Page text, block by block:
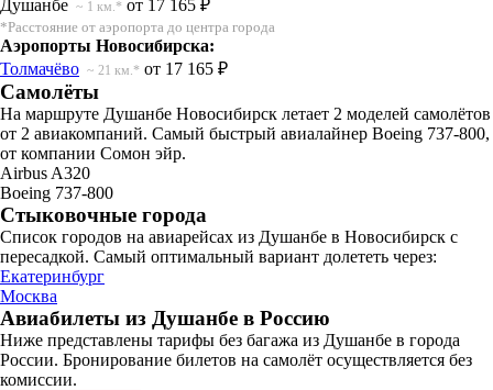
Душанбе ~ 1 км.* от 17 165 ₽
*Расстояние от аэропорта до центра города
Аэропорты Новосибирска:
Толмачёво ~ 21 км.* от 17 165 ₽
Самолёты
На маршруте Душанбе Новосибирск летает 2 моделей самолётов
от 2 авиакомпаний. Самый быстрый авиалайнер Boeing 737-800,
от компании Сомон эйр.
Airbus A320
Boeing 737-800
Стыковочные города
Список городов на авиарейсах из Душанбе в Новосибирск с
пересадкой. Самый оптимальный вариант долететь через:
Екатеринбург
Москва
Авиабилеты из Душанбе в Россию
Ниже представлены тарифы без багажа из Душанбе в города
России. Бронирование билетов на самолёт осуществляется без
комиссии.